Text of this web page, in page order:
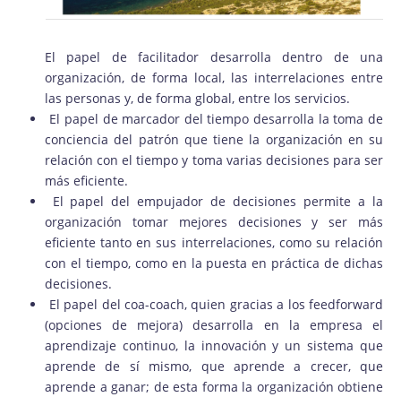
El papel de facilitador desarrolla dentro de una
organización, de forma local, las interrelaciones entre
las personas y, de forma global, entre los servicios.
El papel de marcador del tiempo desarrolla la toma de
conciencia del patrón que tiene la organización en su
relación con el tiempo y toma varias decisiones para ser
más eficiente.
El papel del empujador de decisiones permite a la
organización tomar mejores decisiones y ser más
eficiente tanto en sus interrelaciones, como su relación
con el tiempo, como en la puesta en práctica de dichas
decisiones.
El papel del coa-coach, quien gracias a los feedforward
(opciones de mejora) desarrolla en la empresa el
aprendizaje continuo, la innovación y un sistema que
aprende de sí mismo, que aprende a crecer, que
aprende a ganar; de esta forma la organización obtiene